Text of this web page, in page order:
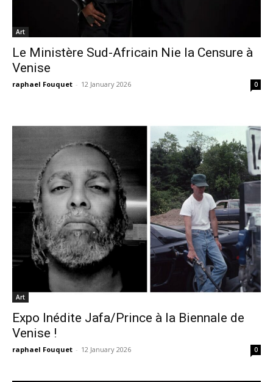
Art
Le Ministère Sud-Africain Nie la Censure à
Venise
raphael Fouquet - 12 January 2026 0
Art
Expo Inédite Jafa/Prince à la Biennale de
Venise !
raphael Fouquet - 12 January 2026 0